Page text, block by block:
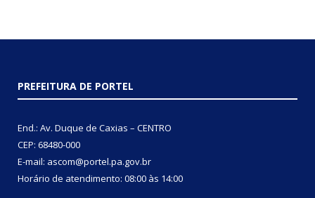
PREFEITURA DE PORTEL
End.: Av. Duque de Caxias – CENTRO
CEP: 68480-000
E-mail: ascom@portel.pa.gov.br
Horário de atendimento: 08:00 às 14:00